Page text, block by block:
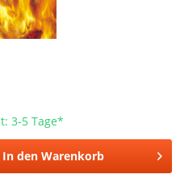
3-5 Tage*
In den Warenkorb